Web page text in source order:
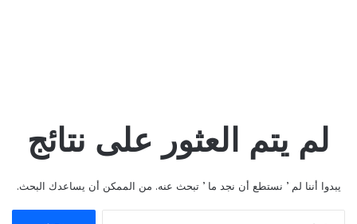
لم يتم العثور على نتائج
يبدوا أننا لم ’ نستطع أن نجد ما ’ تبحث عنه. من الممكن أن يساعدك البحث.